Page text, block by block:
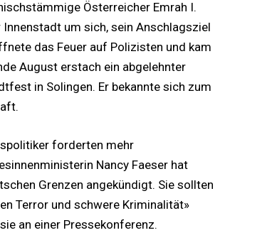
Österreicher Emrah I.
um sich, sein Anschlagsziel
das Feuer auf Polizisten und kam
August erstach ein abgelehnter
in Solingen. Er bekannte sich zum
forderten mehr
Nancy Faeser hat
Grenzen angekündigt. Sie sollten
Terror und schwere Kriminalität»
an einer Pressekonferenz.